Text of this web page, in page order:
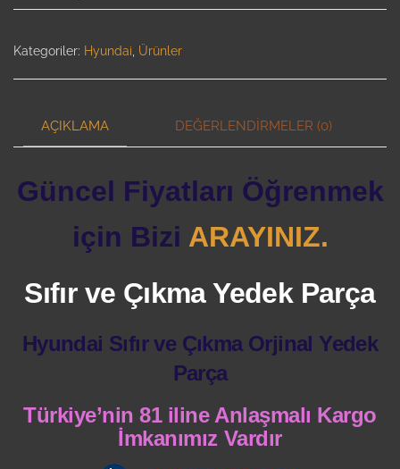
Kategoriler: Hyundai Ürünler
AÇIKLAMA DEĞERLENDIRMELER (0)
Güncel Fiyatları Öğrenmek
için Bizi ARAYINIZ.
Sıfır ve Çıkma Yedek Parça
Hyundai Sıfır ve Çıkma Orjinal Yedek
Parça
Türkiye’nin 81 iline Anlaşmalı Kargo
İmkanımız Vardır